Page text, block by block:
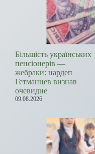
Більшість українських
пенсіонерів —
жебраки: нардеп
Гетманцев визнав
очевидне
09.08.2026